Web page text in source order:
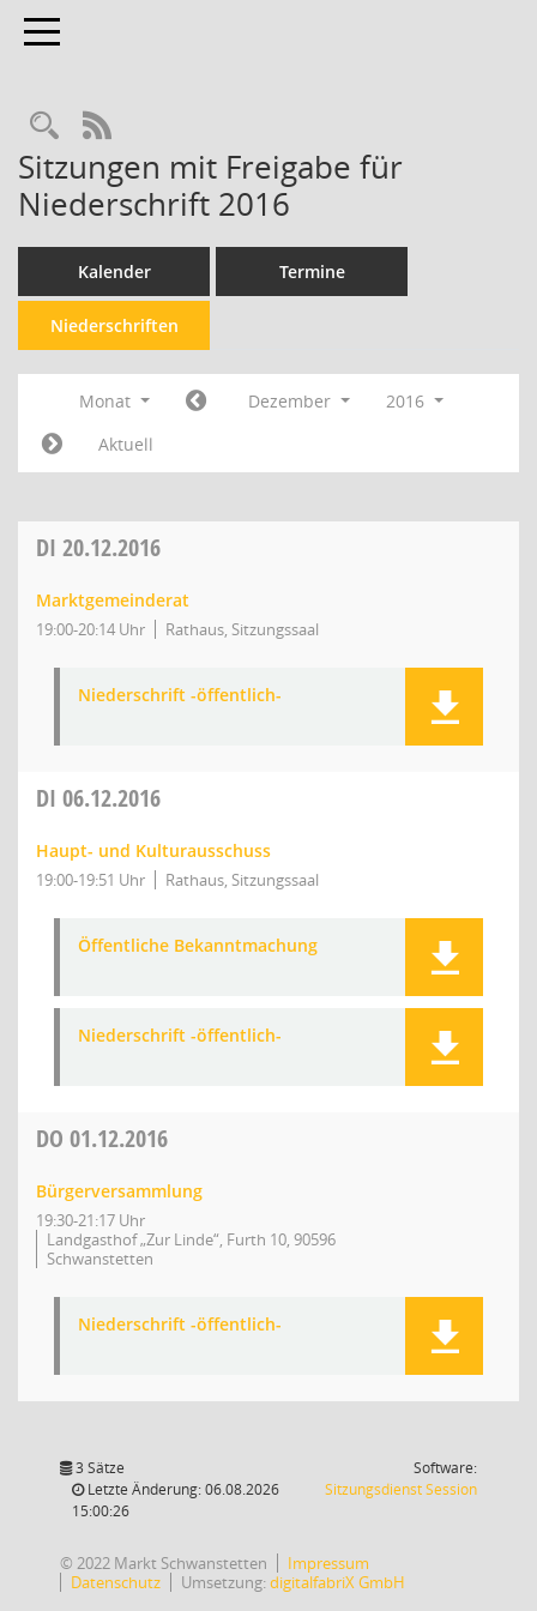
Toggle navigation
Rechercheauswahl
RSS-Feed
Sitzungen mit Freigabe für
Niederschrift 2016
Kalender Termine
Niederschriften
Monat Dezember
2016
Aktuell
DI 20.12.2016
Marktgemeinderat
19:00-20:14 Uhr Rathaus, Sitzungssaal
Niederschrift -öffentlich-
DI 06.12.2016
Haupt- und Kulturausschuss
19:00-19:51 Uhr Rathaus, Sitzungssaal
Öffentliche Bekanntmachung
Niederschrift -öffentlich-
DO 01.12.2016
Bürgerversammlung
19:30-21:17 Uhr
Landgasthof „Zur Linde“, Furth 10, 90596
Schwanstetten
Niederschrift -öffentlich-
3 Sätze
Letzte Änderung: 06.08.2026
15:00:26
Software:
SitzungsdienstSession(Wird in
© 2022 Markt Schwanstetten
Impressum
Datenschutz
Umsetzung:digitalfabriX GmbH